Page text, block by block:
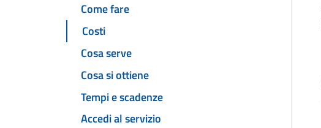
Come fare
Costi
Cosa serve
Cosa si ottiene
Tempi e scadenze
Accedi al servizio